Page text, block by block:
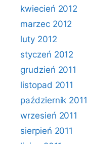
kwiecień 2012
marzec 2012
luty 2012
styczeń 2012
grudzień 2011
listopad 2011
październik 2011
wrzesień 2011
sierpień 2011